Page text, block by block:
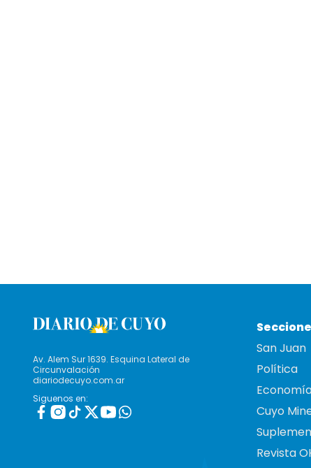
Av. Alem Sur 1639. Esquina Lateral de
Circunvalación
diariodecuyo.com.ar
Siguenos en:
San Juan
Política
Cuyo
Revista